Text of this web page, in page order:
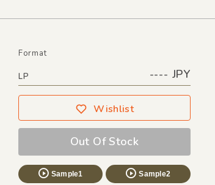
Format
LP ---- JPY
Wishlist
Out Of Stock
Sample1 Sample2